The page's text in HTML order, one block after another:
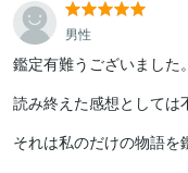
男性
鑑定有難うございました。
読み終えた感想としては
それは私のだけの物語